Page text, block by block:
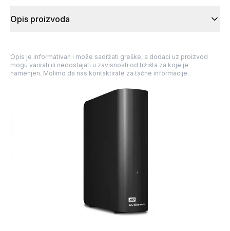
Opis proizvoda
Opis je informativan i može sadržati greške, a dodaci uz proizvod
mogu varirati ili nedostajati u zavisnosti od tržišta za koje je
namenjen. Molimo da nas kontaktirate za tačne informacije.